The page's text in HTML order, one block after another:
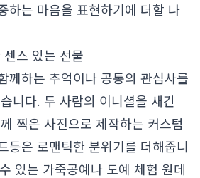
하는 마음을 표현하기에 더할 나
스 있는 선물
께하는 추억이나 공통의 관심사를
니다. 두 사람의 이니셜을 새긴
찍은 사진으로 제작하는 커스텀
등은 로맨틱한 분위기를 더해줍니
있는 가죽공예나 도예 체험 원데